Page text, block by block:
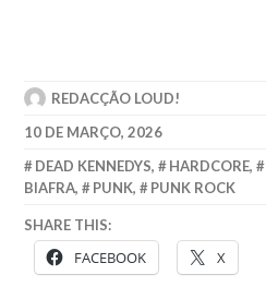
REDACÇÃO LOUD!
10 DE MARÇO, 2026
DEAD KENNEDYS, HARDCORE,
BIAFRA, PUNK, PUNK ROCK
SHARE THIS:
FACEBOOK X